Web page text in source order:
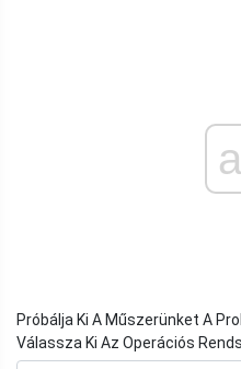
Próbálja Ki A Műszerünket A
Válassza Ki Az Operációs